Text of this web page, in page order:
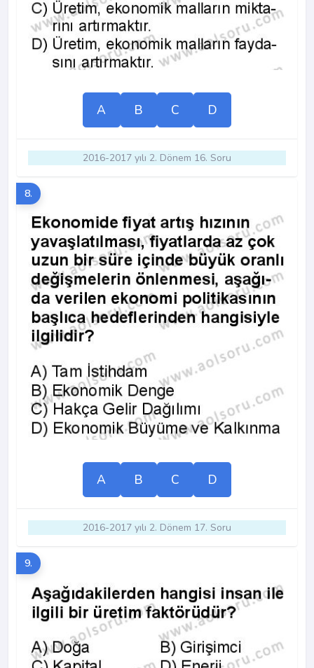
A B C D
2016-2017 yılı 2. Dönem 16. Soru
8.
A B C D
2016-2017 yılı 2. Dönem 17. Soru
9.